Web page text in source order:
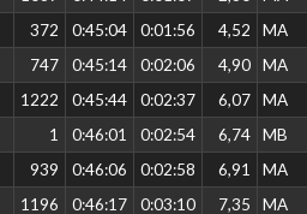
372 0:45:04 0:01:56 4,52
MA
747 0:45:14 0:02:06 4,90
MA
1222 0:45:44 0:02:37 6,07
MA
1 0:46:01 0:02:54 6,74
MB
939 0:46:06 0:02:58 6,91
MA
1196 0:46:17 0:03:10 7,35
MA